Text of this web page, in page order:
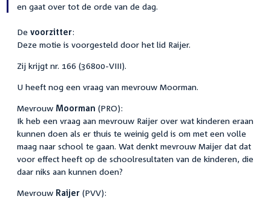
en gaat over tot de orde van de dag.
De voorzitter:
Deze motie is voorgesteld door het lid Raijer.
Zij krijgt nr. 166 (36800-VIII).
U heeft nog een vraag van mevrouw Moorman.
Mevrouw Moorman (PRO):
Ik heb een vraag aan mevrouw Raijer over wat kinderen eraan
kunnen doen als er thuis te weinig geld is om met een volle
maag naar school te gaan. Wat denkt mevrouw Maijer dat dat
voor effect heeft op de schoolresultaten van de kinderen, die
daar niks aan kunnen doen?
Mevrouw Raijer (PVV):